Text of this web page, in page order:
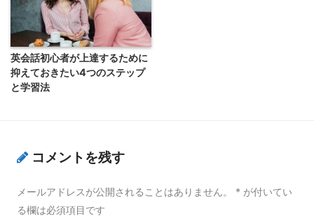
英会話初心者が上達するために
抑えておきたい4つのステップ
と学習法
コメントを残す
メールアドレスが公開されることはありません。 * が付いてい
る欄は必須項目です